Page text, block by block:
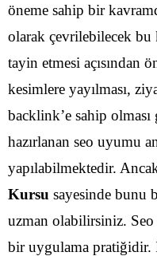
öneme sahip bir
olarak çevrilebilecek
tayin etmesi açısından
kesimlere yayılması,
backlink’e sahip
hazırlanan seo uyumu
yapılabilmektedir.
Kursu sayesinde bunu
uzman olabilirsiniz. Seo
bir uygulama pratiğidir.